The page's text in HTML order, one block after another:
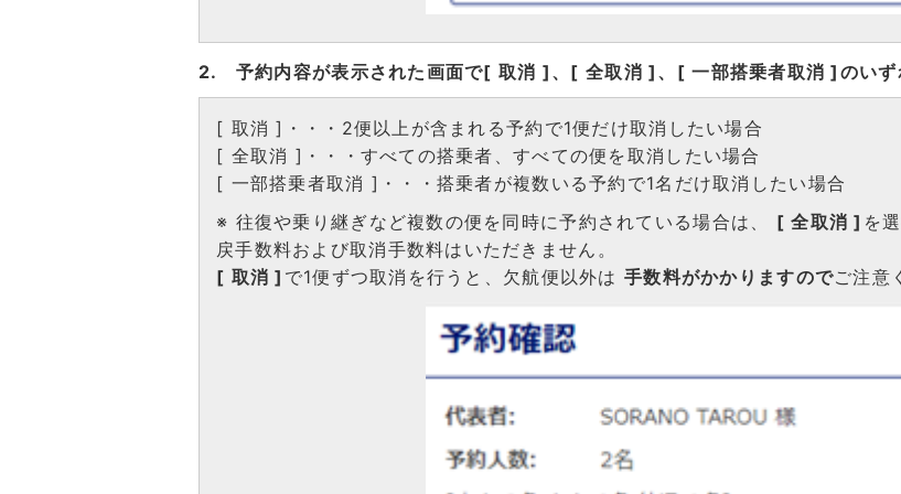
2. 予約内容が表示された画面で[ 取消 ]、[ 全取消 ]、[ 一部搭乗者取消 ]のいず
[ 取消 ]・・・2便以上が含まれる予約で1便だけ取消したい場合
[ 全取消 ]・・・すべての搭乗者、すべての便を取消したい場合
[ 一部搭乗者取消 ]・・・搭乗者が複数いる予約で1名だけ取消したい場合
※ 往復や乗り継ぎなど複数の便を同時に予約されている場合は、 [ 全取消 ] を
戻手数料および取消手数料はいただきません。
[ 取消 ] で1便ずつ取消を行うと、欠航便以外は手数料がかかりますのでご注意